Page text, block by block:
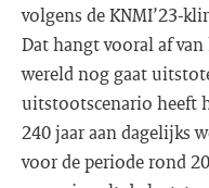
volgens de KNMI’23-
Dat hangt vooral af van
wereld nog gaat
uitstootscenario heeft
240 jaar aan dagelijks
voor de periode rond